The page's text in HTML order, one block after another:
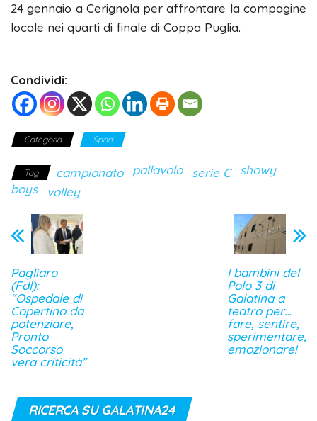
24 gennaio a Cerignola per affrontare la compagine
locale nei quarti di finale di Coppa Puglia.
Condividi:
Categoria Sport
Tag campionato pallavolo serie C
showy
boys
volley
Pagliaro
(FdI):
“Ospedale di
Copertino da
potenziare,
Pronto
Soccorso
vera criticità”
I bambini del
Polo 3 di
Galatina a
teatro per…
fare, sentire,
sperimentare,
emozionare!
RICERCA SU GALATINA24